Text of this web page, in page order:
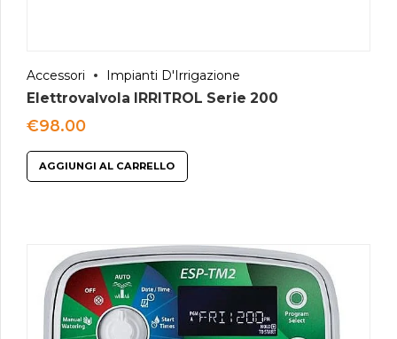
Accessori Impianti D'Irrigazione
Elettrovalvola IRRITROL Serie 200
€98.00
AGGIUNGI AL CARRELLO